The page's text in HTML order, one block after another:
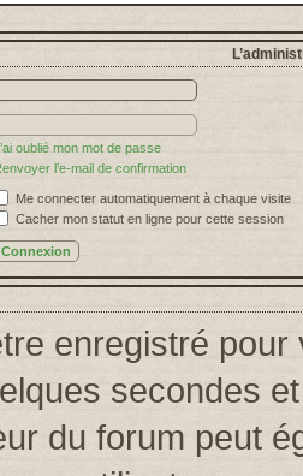
oublié mon mot de passe
l’e-mail de confirmation
Me connecter automatiquement à chaque visite
Cacher mon statut en ligne pour cette session
enregistré pour
secondes
du forum peut